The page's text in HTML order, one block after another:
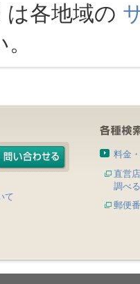
各地域の
て
料金
直営
調べる
郵便